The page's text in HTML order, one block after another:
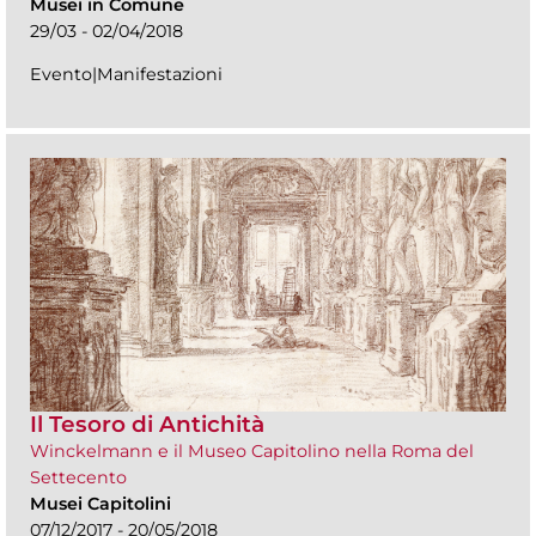
Musei in Comune
29/03 - 02/04/2018
Evento|Manifestazioni
Il Tesoro di Antichità
Winckelmann e il Museo Capitolino nella Roma del
Settecento
Musei Capitolini
07/12/2017 - 20/05/2018